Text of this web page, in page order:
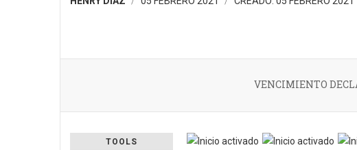
VENCIMIENTO
TOOLS Ratio:5 /5